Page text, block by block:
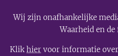
Wij zijn onafhankelijke
Waarheid en
Klikhier voor informatie